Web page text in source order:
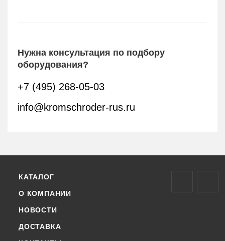
Нужна консультация по подбору
оборудования?
+7 (495) 268-05-03
info@kromschroder-rus.ru
КАТАЛОГ
О КОМПАНИИ
НОВОСТИ
ДОСТАВКА